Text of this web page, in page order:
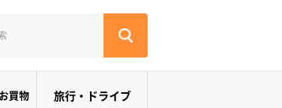
買物 旅行・ドライブ